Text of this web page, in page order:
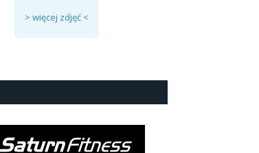
> więcej zdjęć <